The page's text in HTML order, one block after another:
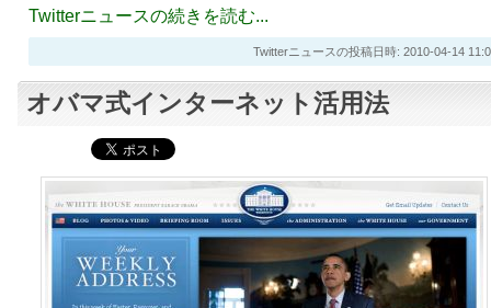
Twitterニュースの続きを読む...
Twitterニュースの投稿日時: 2010-04-14
オバマ式インターネット活用法